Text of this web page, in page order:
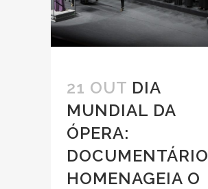
21 OUT DIA
MUNDIAL DA
ÓPERA:
DOCUMENTÁRIO
HOMENAGEIA O